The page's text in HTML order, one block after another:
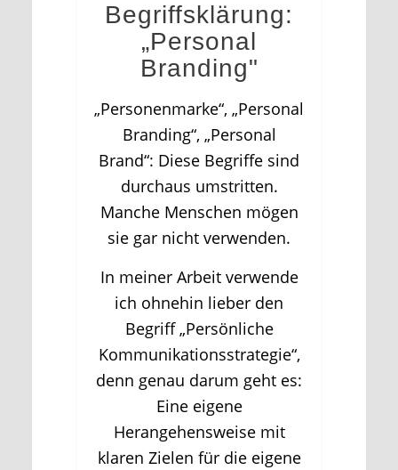
Begriffsklärung:
„Personal
Branding"
„Personenmarke“, „Personal
Branding“, „Personal
Brand“: Diese Begriffe sind
durchaus umstritten.
Manche Menschen mögen
sie gar nicht verwenden.
In meiner Arbeit verwende
ich ohnehin lieber den
Begriff „Persönliche
Kommunikationsstrategie“,
denn genau darum geht es:
Eine eigene
Herangehensweise mit
klaren Zielen für die eigene